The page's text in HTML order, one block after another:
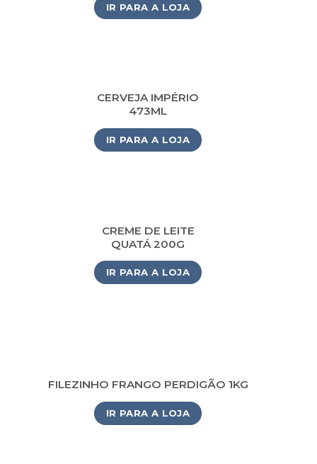
IR PARA A LOJA
CERVEJA IMPÉRIO
473ML
IR PARA A LOJA
CREME DE LEITE
QUATÁ 200G
IR PARA A LOJA
FILEZINHO FRANGO PERDIGÃO 1KG
IR PARA A LOJA